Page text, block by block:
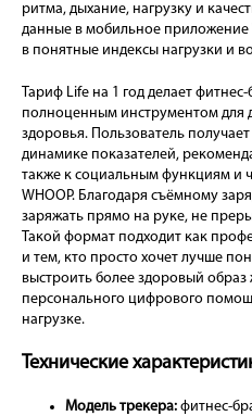
ритма, дыхание, нагрузку и
данные в мобильное приложение
в понятные индексы нагрузки и
Тариф Life на 1 год делает фитнес-
полноценным инструментом для
здоровья. Пользователь
динамике показателей,
также к социальным функциям и
WHOOP. Благодаря съёмному
заряжать прямо на руке, не
Такой формат подходит как
и тем, кто просто хочет лучше
выстроить более здоровый
персонального цифрового
нагрузке.
Технические
Модель трекера: фитнес-